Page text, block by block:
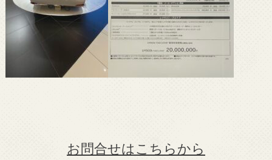
お問合せはこちらから